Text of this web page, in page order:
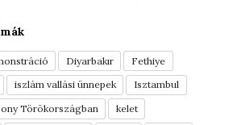
Diyarbakır
Fethiye
iszlám vallási ünnepek
Isztambul
Törökországban kelet